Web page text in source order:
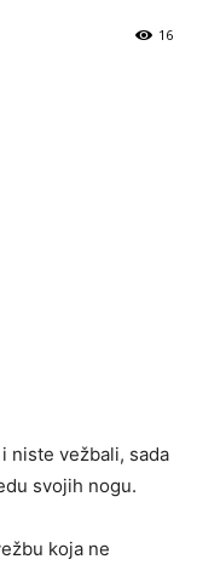
16
niste vežbali, sada
svojih nogu.
koja ne